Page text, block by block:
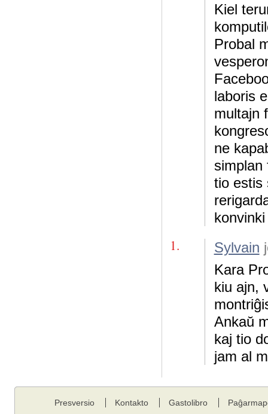
Kiel
Probal
laboris
multajn
ne
simplan
tio estis
1. Sylvain
Kara
kiu ajn,
Ankaŭ
kaj tio
jam al
Presversio Kontakto Gastolibro